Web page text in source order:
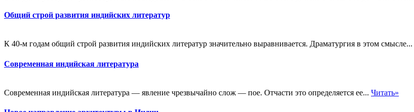
Общий строй развития индийских литератур
К 40-м годам общий строй развития индийских литератур значительно выравнивается. Драматургия в этом смысле...
Современная индийская литература
Современная индийская литература — явление чрезвычайно слож — пое. Отчасти это определяется ее... Читать»